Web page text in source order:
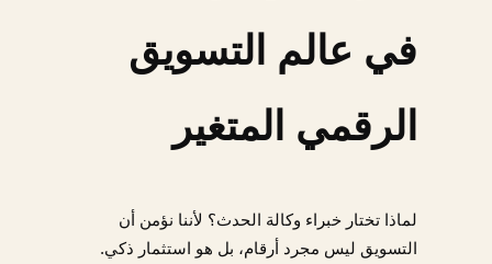
في عالم التسويق
الرقمي المتغير
لماذا تختار خبراء وكالة الحدث؟ لأننا نؤمن أن
التسويق ليس مجرد أرقام، بل هو استثمار ذكي.